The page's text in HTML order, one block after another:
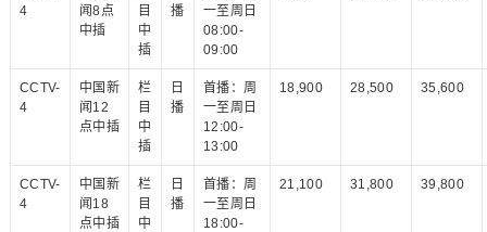
4
闻8点
中插
目
中
插
播
一至周日
08:00-
09:00
CCTV-
4
中国新
闻12
点中插
栏
目
中
插
日
播
首播：周
一至周日
12:00-
13:00
18,900 28,500 35,600
CCTV-
4
中国新
闻18
点中插
栏
目
中
日
播
首播：周
一至周日
18:00-
21,100 31,800 39,800